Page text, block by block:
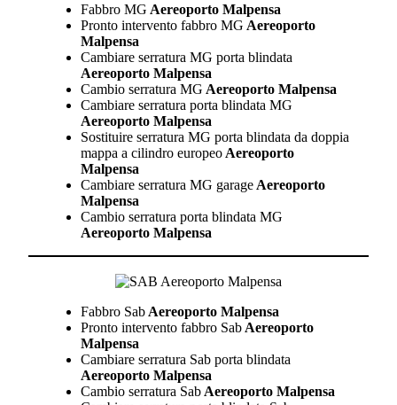
Fabbro MG Aereoporto Malpensa
Pronto intervento fabbro MG Aereoporto
Malpensa
Cambiare serratura MG porta blindata
Aereoporto Malpensa
Cambio serratura MG Aereoporto Malpensa
Cambiare serratura porta blindata MG
Aereoporto Malpensa
Sostituire serratura MG porta blindata da doppia
mappa a cilindro europeo Aereoporto
Malpensa
Cambiare serratura MG garage Aereoporto
Malpensa
Cambio serratura porta blindata MG
Aereoporto Malpensa
Fabbro Sab Aereoporto Malpensa
Pronto intervento fabbro Sab Aereoporto
Malpensa
Cambiare serratura Sab porta blindata
Aereoporto Malpensa
Cambio serratura Sab Aereoporto Malpensa